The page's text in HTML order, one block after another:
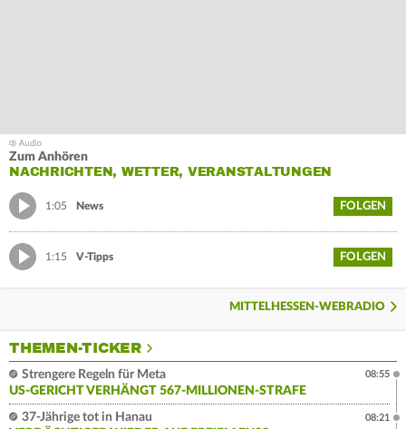
Zum Anhören
NACHRICHTEN, WETTER, VERANSTALTUNGEN
1:05 News FOLGEN
1:15 V-Tipps FOLGEN
MITTELHESSEN-WEBRADIO
THEMEN-TICKER
Strengere Regeln für Meta
US-GERICHT VERHÄNGT 567-MILLIONEN-STRAFE
08:55
37-Jährige tot in Hanau
08:21